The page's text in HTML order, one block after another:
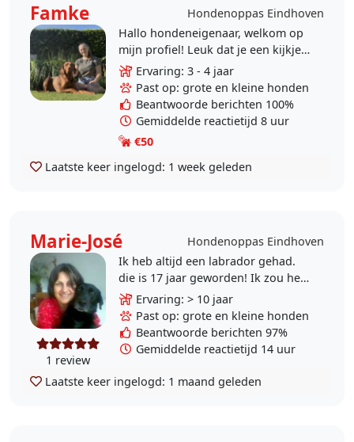
Famke
Hondenoppas Eindhoven
Hallo hondeneigenaar, welkom op
mijn profiel! Leuk dat je een kijkje
neemt. Ik ben Famke, 22 jaar oud,
en ben net als jij waarschijnlijk, een
enorme..
Ervaring: 3 - 4 jaar
Past op: grote en kleine honden
Beantwoorde berichten 100%
Gemiddelde reactietijd 8 uur
€50
Laatste keer ingelogd: 1 week geleden
Marie-José Hondenoppas Eindhoven
1 review
Ik heb altijd een labrador gehad.
die is 17 jaar geworden! Ik zou het
nu leuk vinden om af en toe voor n
hond te zorgen. Uit te laten,
dagopvang of..
Ervaring: > 10 jaar
Past op: grote en kleine honden
Beantwoorde berichten 97%
Gemiddelde reactietijd 14 uur
Laatste keer ingelogd: 1 maand geleden